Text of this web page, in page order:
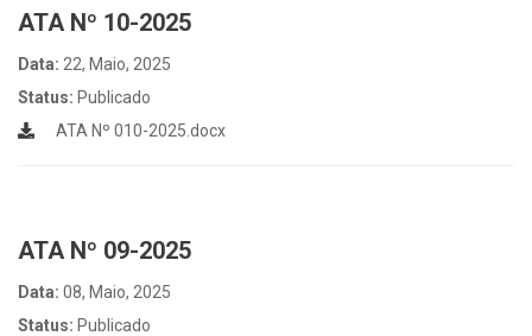
ATA Nº 10-2025
Data: 22, Maio, 2025
Status: Publicado
ATA Nº 010-2025.docx
ATA Nº 09-2025
Data: 08, Maio, 2025
Status: Publicado